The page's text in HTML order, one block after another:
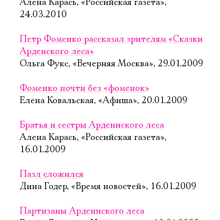
Алена Карась, «Российская газета»,
24.03.2010
Петр Фоменко рассказал зрителям «Сказки
Арденского леса»
Ольга Фукс, «Вечерняя Москва», 29.01.2009
Фоменко почти без «фоменок»
Елена Ковальская, «Афиша», 20.01.2009
Братья и сестры Арденнского леса
Алена Карась, «Российская газета»,
16.01.2009
Пазл сложился
Дина Годер, «Время новостей», 16.01.2009
Партизаны Арденнского леса